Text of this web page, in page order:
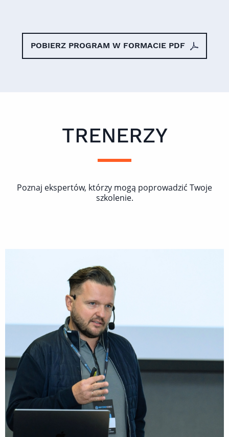
POBIERZ PROGRAM W FORMACIE PDF
TRENERZY
Poznaj ekspertów, którzy mogą poprowadzić Twoje
szkolenie.